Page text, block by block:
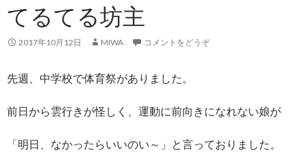
てるてる坊主
2017年10月12日 MIWA コメントをどうぞ
先週、中学校で体育祭がありました。
前日から雲行きが怪しく、運動に前向きになれない娘が
「明日、なかったらいいのい～」と言っておりました。